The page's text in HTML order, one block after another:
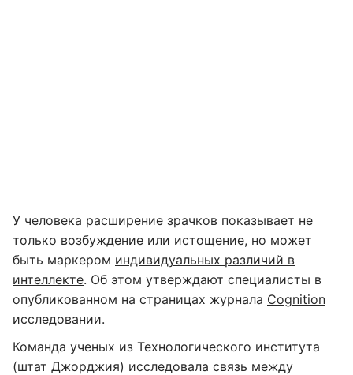
У человека расширение зрачков показывает не
только возбуждение или истощение, но может
быть маркером индивидуальных различий в
интеллекте. Об этом утверждают специалисты в
опубликованном на страницах журнала Cognition
исследовании.
Команда ученых из Технологического института
(штат Джорджия) исследовала связь между